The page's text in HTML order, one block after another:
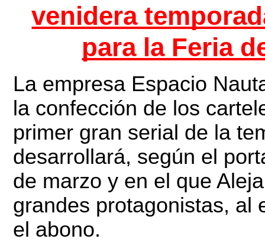
venidera
para la Feria
La empresa Espacio
la confección de los
primer gran serial de la
desarrollará, según el
de marzo y en el que
grandes protagonistas, al
el abono.